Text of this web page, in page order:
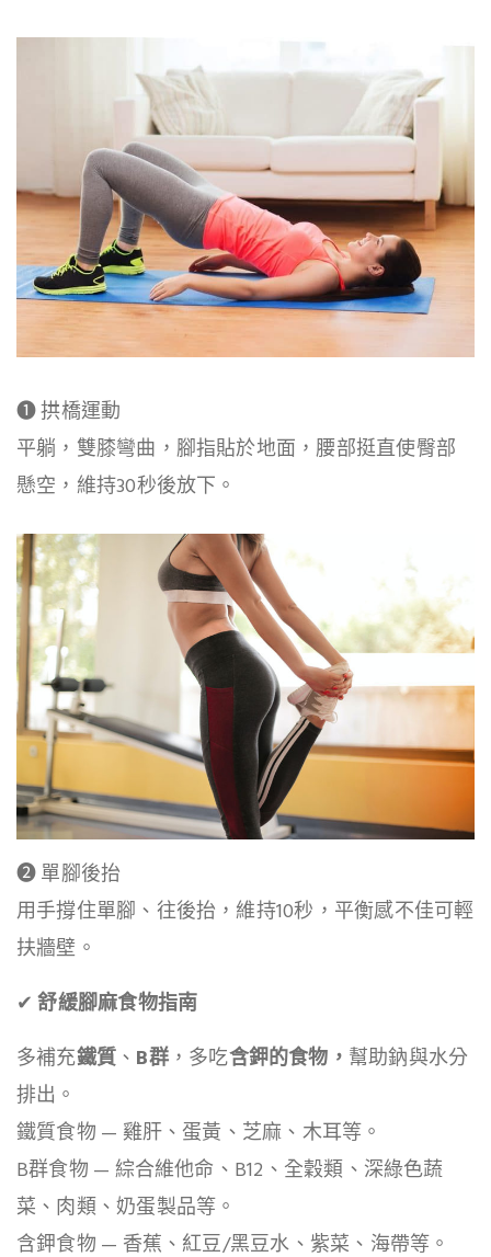
❶ 拱橋運動
平躺，雙膝彎曲，腳指貼於地面，腰部挺直使臀部
懸空，維持30秒後放下。
❷ 單腳後抬
用手撐住單腳、往後抬，維持10秒，平衡感不佳可輕
扶牆壁。
✔舒緩腳麻食物指南
多補充鐵質 、 B群，多吃含鉀的食物， 幫助鈉與水分
排出。
鐵質食物 — 雞肝、蛋黃、芝麻、木耳等。
B群食物 — 綜合維他命、B12、全穀類、深綠色蔬
菜、肉類、奶蛋製品等。
含鉀食物 — 香蕉、紅豆/黑豆水、紫菜、海帶等。